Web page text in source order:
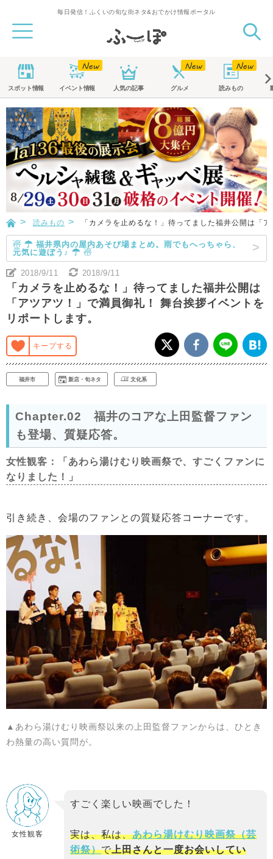
毎日発信！ふくいの旬な街ネタ&おでかけ情報ポータル
スポット情報 イベント情報 人気の記事 グルメ 読みもの
読みもの 「カメラを止めるな！」待ってました福井公開は「
☃ ☂ 福井県内の屋内あそび場まとめ。雨でもへっちゃら、
元気に遊ぼう♪ ☂ ☃
2018/9/11 2018/9/11
「カメラを止めるな！」待ってました福井公開は
「アツアツ！」で満員御礼！ 舞台挨拶イベントを
リポートします。
キープする
福井市 新店・旬ネタ 文化系
Chapter.02 福井のコアな上田監督ファン
も登場、質疑応答。
女性観客：「あわら湯けむり映画祭で、すごくファンに
なりました！」
引き続き、会場のファンとの質疑応答コーナーです。
▲あわら湯けむり映画祭以来の上田監督ファンからは、ひとき
わ熱量の高い質問が。
女性観客
すごく楽しい映画でした！
実は、私は、あわら湯けむり映画祭（芸
術祭）で上田さんと一度お会いしてい